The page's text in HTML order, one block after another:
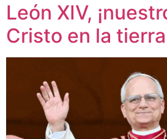
León XIV,
Cristo en la